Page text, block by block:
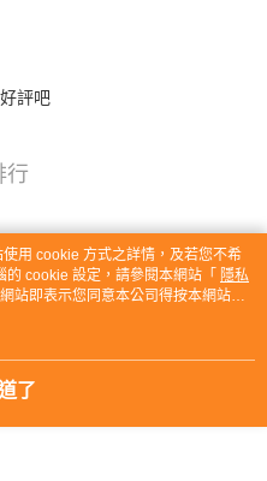
評吧
行
用 cookie 方式之詳情，及若您不希
cookie 設定，請參閱本網站「 隱私
站即表示您同意本公司得按本網站使
了